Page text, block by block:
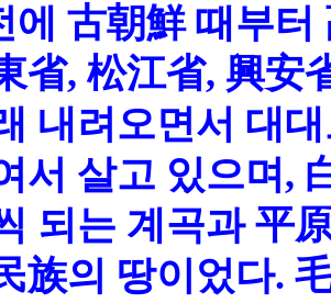
에 古朝鮮 때부터
省, 松江省, 興安
내려오면서 대
서 살고 있으며,
되는 계곡과 平
族의 땅이었다.